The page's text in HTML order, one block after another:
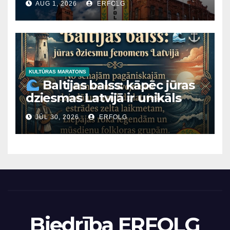
Vai zinājāt, ka leģendārajai
Kalkūnes pilij, majestātiskajai
Mārtiņa Lutera baznīcai
Daugavpilī un Latvijas
Nacionālā mākslas muzeja
ēkai Rīgā ir viens un tas pats
“arhitektoniskais tēvs”?
AUG 1, 2026 ERFOLG
KULTŪRAS MARATONS
Baltijas balss: kāpēc jūras
dziesmas Latvijā ir unikāls
fenomens?
JŪL 30, 2026 ERFOLG
Biedrība ERFOLG